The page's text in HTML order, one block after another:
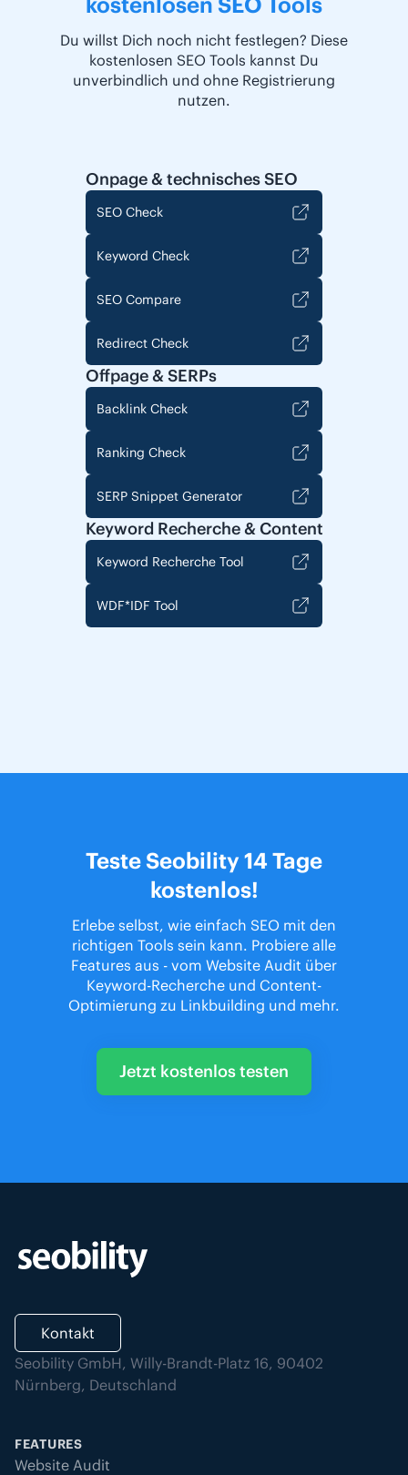
Du willst Dich noch nicht festlegen? Diese
kostenlosen SEO Tools kannst Du
unverbindlich und ohne Registrierung
nutzen.
Onpage & technisches SEO
SEO Check
Keyword Check
SEO Compare
Redirect Check
Offpage & SERPs
Backlink Check
Ranking Check
SERP Snippet Generator
Keyword Recherche & Content
Keyword Recherche Tool
WDF*IDF Tool
Teste Seobility 14 Tage
kostenlos!
Erlebe selbst, wie einfach SEO mit den
richtigen Tools sein kann. Probiere alle
Features aus - vom Website Audit über
Keyword-Recherche und Content-
Optimierung zu Linkbuilding und mehr.
Jetzt kostenlos testen
Kontakt
Seobility GmbH, Willy-Brandt-Platz 16, 90402
Nürnberg, Deutschland
FEATURES
Website Audit